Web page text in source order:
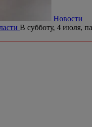
Новости
В субботу, 4 июля,